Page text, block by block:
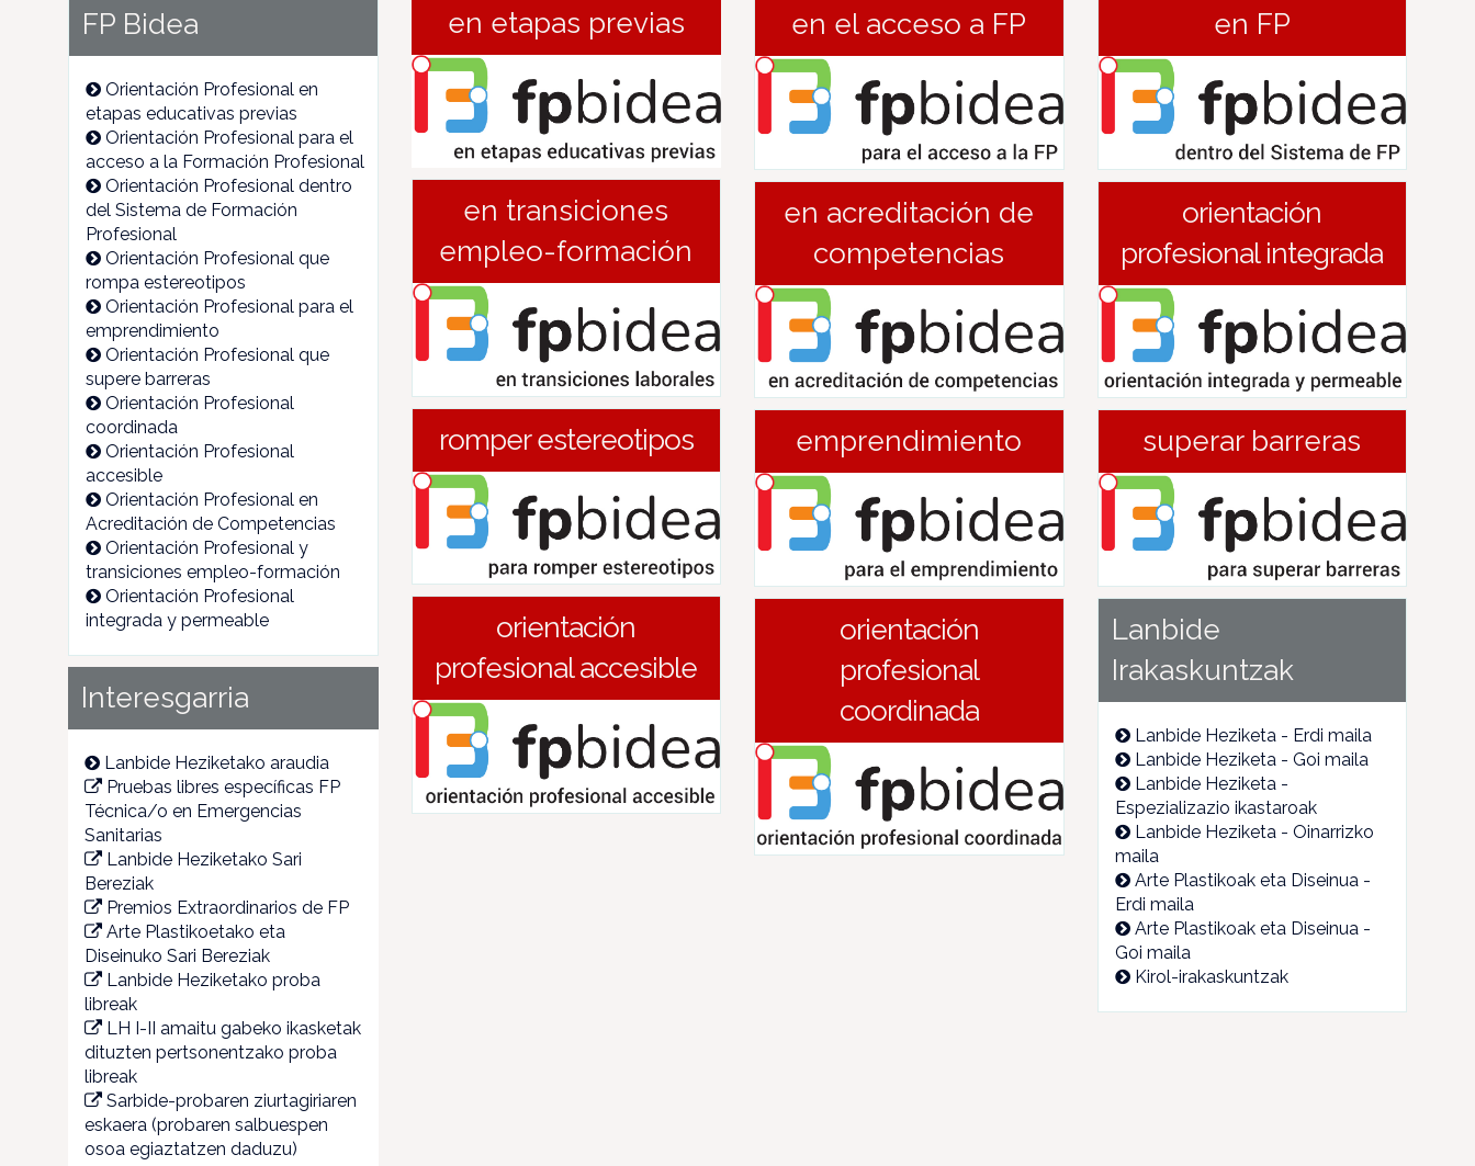
FP Bidea
Orientación Profesional en
etapas educativas previas
Orientación Profesional para el
acceso a la Formación Profesional
Orientación Profesional dentro
del Sistema de Formación
Profesional
Orientación Profesional que
rompa estereotipos
Orientación Profesional para el
emprendimiento
Orientación Profesional que
supere barreras
Orientación Profesional
coordinada
Orientación Profesional
accesible
Orientación Profesional en
Acreditación de Competencias
Orientación Profesional y
transiciones empleo-formación
Orientación Profesional
integrada y permeable
Interesgarria
Lanbide Heziketako araudia
Pruebas libres específicas FP
Técnica/o en Emergencias
Sanitarias
Lanbide Heziketako Sari
Bereziak
Premios Extraordinarios de FP
Arte Plastikoetako eta
Diseinuko Sari Bereziak
Lanbide Heziketako proba
libreak
LH I-II amaitu gabeko ikasketak
dituzten pertsonentzako proba
libreak
Sarbide-probaren ziurtagiriaren
eskaera (probaren salbuespen
osoa egiaztatzen daduzu)
en etapas previas
en transiciones
empleo-formación
romper estereotipos
orientación
profesional accesible
en el acceso a FP
en acreditación de
competencias
emprendimiento
orientación
profesional
coordinada
en FP
orientación
profesional integrada
superar barreras
Lanbide
Irakaskuntzak
Lanbide Heziketa - Erdi maila
Lanbide Heziketa - Goi maila
Lanbide Heziketa -
Espezializazio ikastaroak
Lanbide Heziketa - Oinarrizko
maila
Arte Plastikoak eta Diseinua -
Erdi maila
Arte Plastikoak eta Diseinua -
Goi maila
Kirol-irakaskuntzak